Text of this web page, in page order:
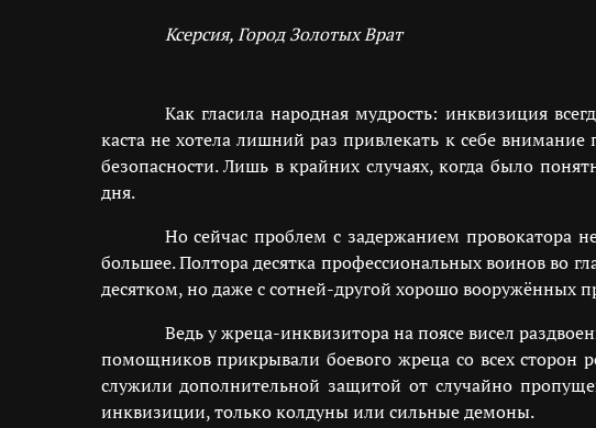
Ксерсия, Город Золотых Врат
Как гласила народная мудрость: инквизиция
каста не хотела лишний раз привлекать к себе
безопасности. Лишь в крайних случаях, когда было
дня.
Но сейчас проблем с задержанием провокатора
большее. Полтора десятка профессиональных воинов во
десятком, но даже с сотней-другой хорошо вооружённых
Ведь у жреца-инквизитора на поясе висел
помощников прикрывали боевого жреца со всех сторон
служили дополнительной защитой от случайно
инквизиции, только колдуны или сильные демоны.